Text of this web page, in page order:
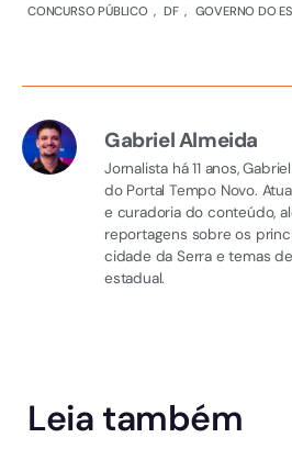
CONCURSO PÚBLICO , DF , GOVERNO DO
Gabriel Almeida
Jornalista há 11 anos,
do Portal Tempo Novo.
e curadoria do conteúdo,
reportagens sobre os
cidade da Serra e temas
estadual.
Leia também